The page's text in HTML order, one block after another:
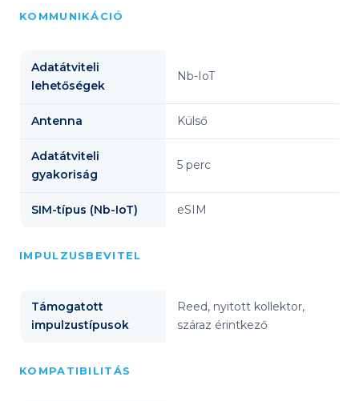
KOMMUNIKÁCIÓ
Adatátviteli
lehetőségek
Nb-IoT
Antenna Külső
Adatátviteli
gyakoriság
5 perc
SIM-típus (Nb-IoT) eSIM
IMPULZUSBEVITEL
Támogatott
impulzustípusok
Reed, nyitott kollektor,
száraz érintkező
KOMPATIBILITÁS